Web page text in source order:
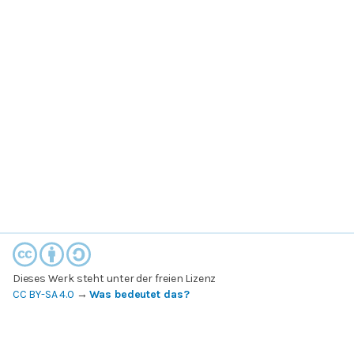
Dieses Werk steht unter der freien Lizenz
CC BY-SA 4.0 →Was bedeutet das?